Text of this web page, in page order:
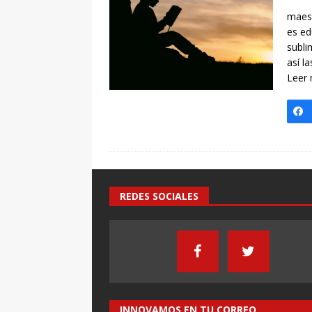
[ 7 enero, 2025 ]
Primaria Prof. Heliodoro
es
así
Leer
REDES SOCIALES